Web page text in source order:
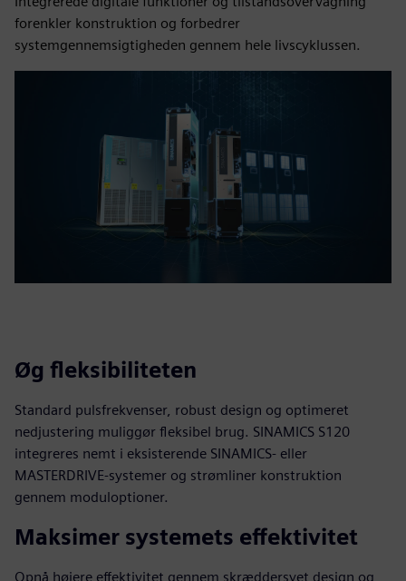
forenkler konstruktion og forbedrer
systemgennemsigtigheden gennem hele livscyklussen.
Øg fleksibiliteten
Standard pulsfrekvenser, robust design og optimeret
nedjustering muliggør fleksibel brug. SINAMICS S120
integreres nemt i eksisterende SINAMICS- eller
MASTERDRIVE-systemer og strømliner konstruktion
gennem moduloptioner.
Maksimer systemets effektivitet
Opnå højere effektivitet gennem skræddersyet design og